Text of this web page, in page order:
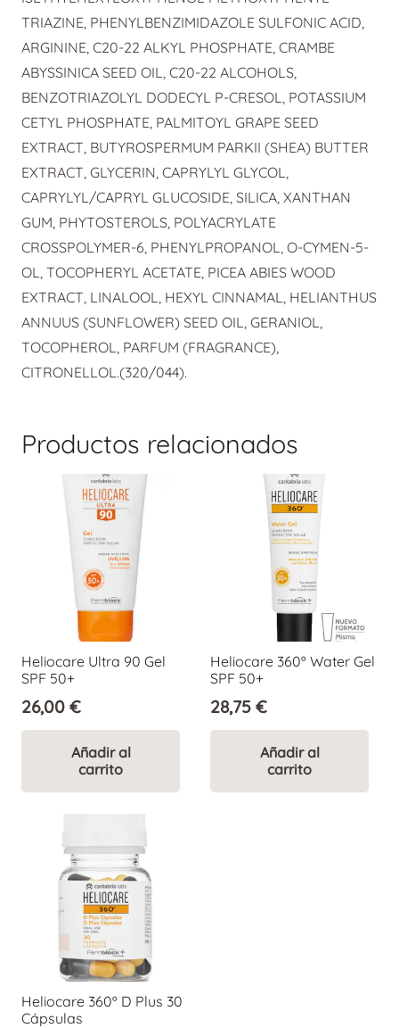
TRIAZINE, PHENYLBENZIMIDAZOLE SULFONIC ACID,
ARGININE, C20-22 ALKYL PHOSPHATE, CRAMBE
ABYSSINICA SEED OIL, C20-22 ALCOHOLS,
BENZOTRIAZOLYL DODECYL P-CRESOL, POTASSIUM
CETYL PHOSPHATE, PALMITOYL GRAPE SEED
EXTRACT, BUTYROSPERMUM PARKII (SHEA) BUTTER
EXTRACT, GLYCERIN, CAPRYLYL GLYCOL,
CAPRYLYL/CAPRYL GLUCOSIDE, SILICA, XANTHAN
GUM, PHYTOSTEROLS, POLYACRYLATE
CROSSPOLYMER-6, PHENYLPROPANOL, O-CYMEN-5-
OL, TOCOPHERYL ACETATE, PICEA ABIES WOOD
EXTRACT, LINALOOL, HEXYL CINNAMAL, HELIANTHUS
ANNUUS (SUNFLOWER) SEED OIL, GERANIOL,
TOCOPHEROL, PARFUM (FRAGRANCE),
CITRONELLOL.(320/044).
Productos relacionados
Heliocare Ultra 90 Gel
SPF 50+
26,00 €
Añadir al
carrito
Heliocare 360º Water Gel
SPF 50+
28,75 €
Añadir al
carrito
Heliocare 360º D Plus 30
Cápsulas